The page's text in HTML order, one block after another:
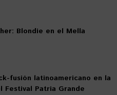
Blondie en el Mella
fusión latinoamericano en la
Festival Patria Grande